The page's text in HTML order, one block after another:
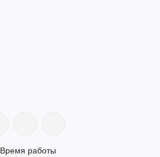
Время работы